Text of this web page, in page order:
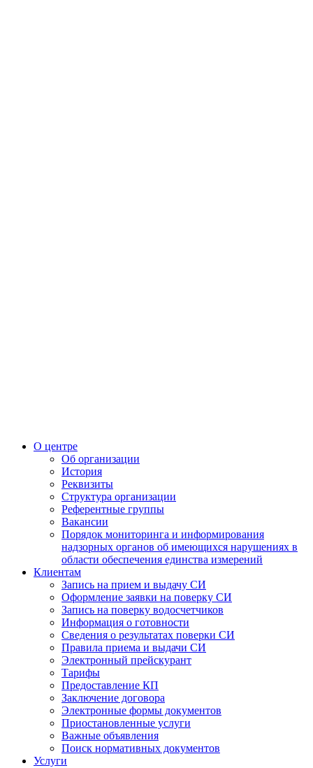
О центре
Об организации
История
Реквизиты
Структура организации
Референтные группы
Вакансии
Порядок мониторинга и информирования
надзорных органов об имеющихся нарушениях в
области обеспечения единства измерений
Клиентам
Запись на прием и выдачу СИ
Оформление заявки на поверку СИ
Запись на поверку водосчетчиков
Информация о готовности
Сведения о результатах поверки СИ
Правила приема и выдачи СИ
Электронный прейскурант
Тарифы
Предоставление КП
Заключение договора
Электронные формы документов
Приостановленные услуги
Важные объявления
Поиск нормативных документов
Услуги